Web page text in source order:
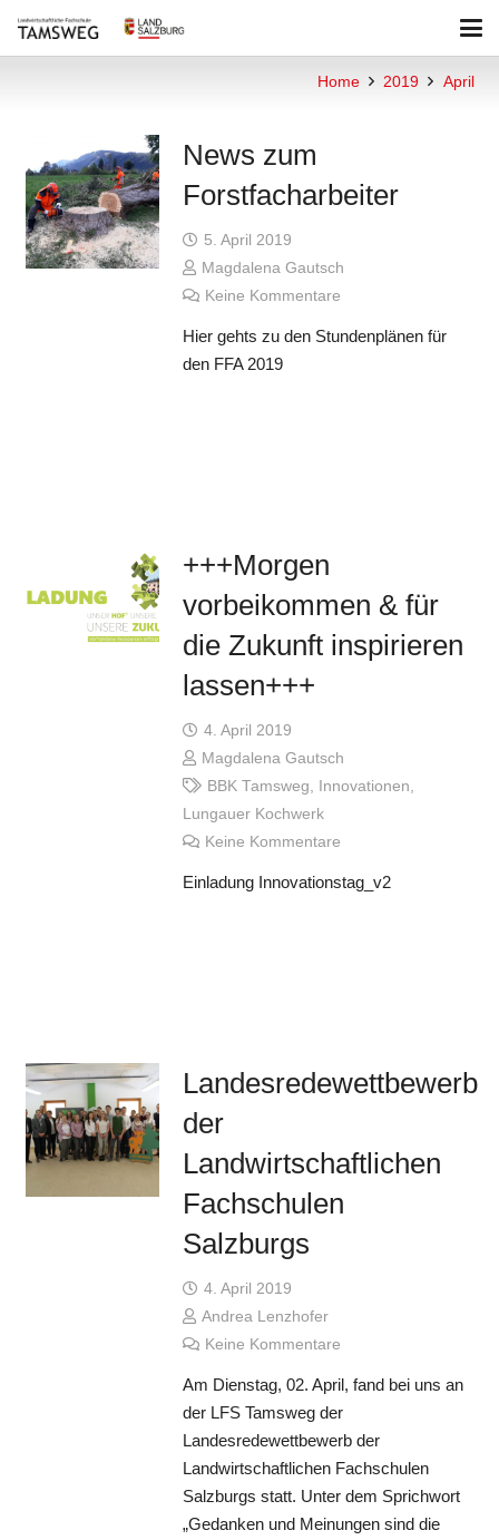
Home 2019 April
News zum
Forstfacharbeiter
5. April 2019
Magdalena Gautsch
Keine Kommentare
Hier gehts zu den Stundenplänen für
den FFA 2019
+++Morgen
vorbeikommen & für
die Zukunft inspirieren
lassen+++
4. April 2019
Magdalena Gautsch
BBK Tamsweg, Innovationen,
Lungauer Kochwerk
Keine Kommentare
Einladung Innovationstag_v2
Landesredewettbewerb
der
Landwirtschaftlichen
Fachschulen
Salzburgs
4. April 2019
Andrea Lenzhofer
Keine Kommentare
Am Dienstag, 02. April, fand bei uns an
der LFS Tamsweg der
Landesredewettbewerb der
Landwirtschaftlichen Fachschulen
Salzburgs statt. Unter dem Sprichwort
„Gedanken und Meinungen sind die